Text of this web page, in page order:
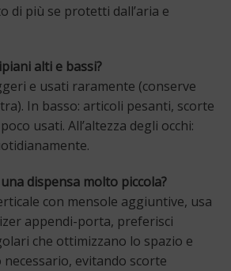
di più se protetti dall’aria e
alti e bassi?
e usati raramente (conserve
In basso: articoli pesanti, scorte
usati. All’altezza degli occhi:
dispensa molto piccola?
con mensole aggiuntive, usa
appendi-porta, preferisci
che ottimizzano lo spazio e
evitando scorte